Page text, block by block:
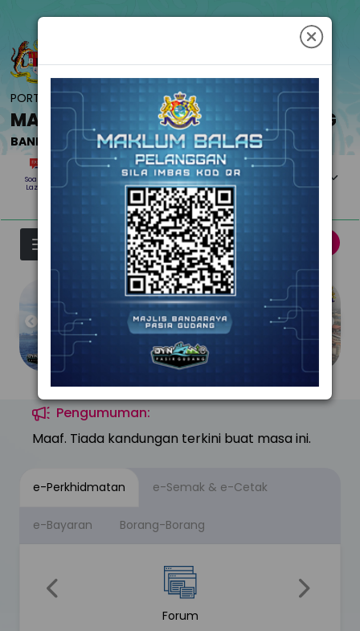
PORTAL RASMI
MAJLIS BANDARAYA PASIR GUDANG
BANDAR RAYA INDUSTRI DAN PELABUHAN
Soalan
Lazim
Hubungi
Kami
Aduan &
Maklumbalas
Peta
Laman
Select your
Carian: Warga MBPG
Pengumuman:
Maaf. Tiada kandungan terkini buat masa ini.
e-Perkhidmatan e-Semak & e-Cetak
e-Bayaran Borang-Borang
Forum